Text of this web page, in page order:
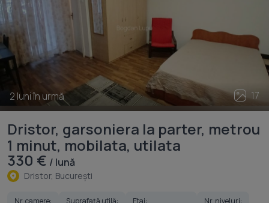
2 luni în urmă 17
Dristor, garsoniera la parter, metrou
1 minut, mobilata, utilata
330 € / lună
Dristor, Bucureşti
Nr. camere: Suprafață utilă: Etaj: Nr. niveluri: